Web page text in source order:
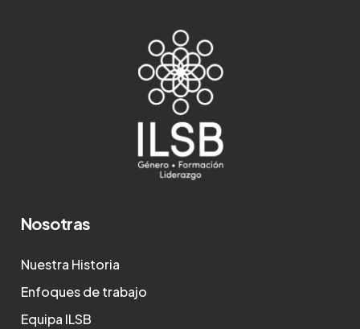
Nosotras
Nuestra Historia
Enfoques de trabajo
Equipa ILSB